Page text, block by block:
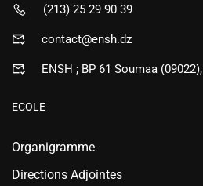
(213) 25 29 90 39
contact@ensh.dz
ENSH ; BP 61 Soumaa
ECOLE
Organigramme
Directions Adjointes